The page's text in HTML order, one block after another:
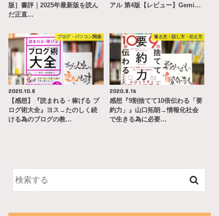
版］書評｜2025年最新版を読ん
だ正直…
アル 第4版【レビュー】Gemi…
ブログ・パソコン関係
2020.10.8
【感想】『読まれる・稼げる ブ
ログ術大全』ヨス→たのしく続
ける為のブログの教…
書き方・話し方・伝え方
2020.8.16
感想『9割捨てて10倍伝わる「要
約力」』山口拓朗→情報化社会
で生きる為に必要…